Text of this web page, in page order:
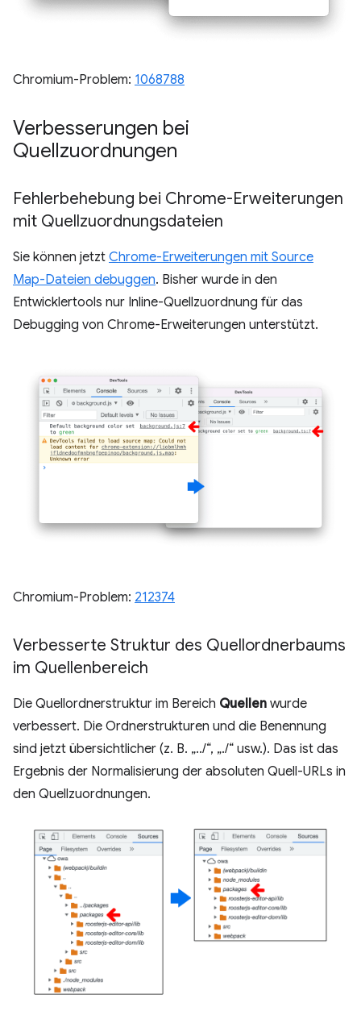
Chromium-Problem: 1068788
Verbesserungen bei
Quellzuordnungen
Fehlerbehebung bei Chrome-Erweiterungen
mit Quellzuordnungsdateien
Sie können jetzt Chrome-Erweiterungen mit Source
Map-Dateien debuggen. Bisher wurde in den
Entwicklertools nur Inline-Quellzuordnung für das
Debugging von Chrome-Erweiterungen unterstützt.
Chromium-Problem: 212374
Verbesserte Struktur des Quellordnerbaums
im Quellenbereich
Die Quellordnerstruktur im Bereich Quellen wurde
verbessert. Die Ordnerstrukturen und die Benennung
sind jetzt übersichtlicher (z. B. „../“, „./“ usw.). Das ist das
Ergebnis der Normalisierung der absoluten Quell-URLs in
den Quellzuordnungen.